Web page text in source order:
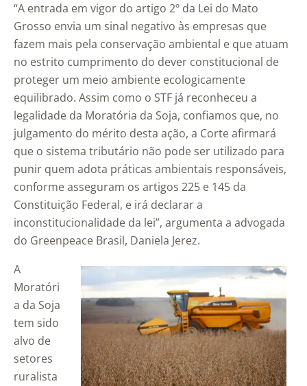
“A entrada em vigor do artigo 2º da Lei do Mato
Grosso envia um sinal negativo às empresas que
fazem mais pela conservação ambiental e que atuam
no estrito cumprimento do dever constitucional de
proteger um meio ambiente ecologicamente
equilibrado. Assim como o STF já reconheceu a
legalidade da Moratória da Soja, confiamos que, no
julgamento do mérito desta ação, a Corte afirmará
que o sistema tributário não pode ser utilizado para
punir quem adota práticas ambientais responsáveis,
conforme asseguram os artigos 225 e 145 da
Constituição Federal, e irá declarar a
inconstitucionalidade da lei”, argumenta a advogada
do Greenpeace Brasil, Daniela Jerez.
A
Moratóri
a da Soja
tem sido
alvo de
setores
ruralista